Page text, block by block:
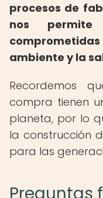
procesos de
nos
ambiente y la
Recordemos
compra tienen
planeta, por lo
la construcción
para las